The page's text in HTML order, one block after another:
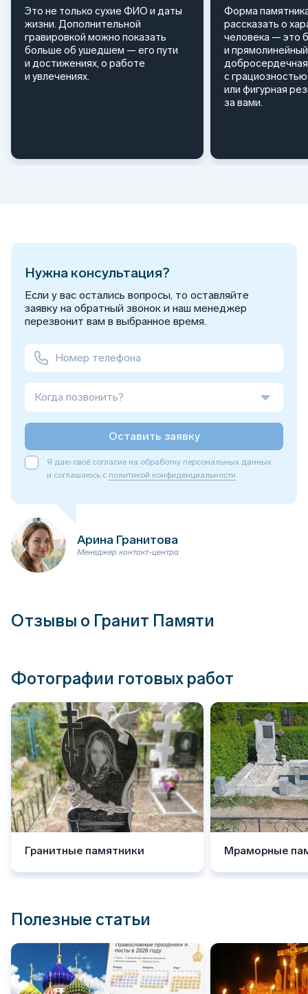
Это не только сухие ФИО и даты
жизни. Дополнительной
гравировкой можно показать
больше об ушедшем — его пути
и достижениях, о работе
и увлечениях.
Форма
рассказать о
человека — это
и
с
или фигурная
за вами.
Нужна консультация?
Если у вас остались вопросы, то оставляйте
заявку на обратный звонок и наш менеджер
перезвонит вам в выбранное время.
Когда позвонить?
Оставить заявку
Я даю своё согласие на обработку персональных данных
и соглашаюсь с политикой конфиденциальности
Арина Гранитова
Менеджер контакт-центра
Отзывы о Гранит Памяти
Фотографии готовых работ
Гранитные памятники Мраморные
Полезные статьи